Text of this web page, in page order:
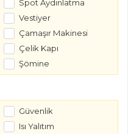
Spot Aydınlatma
Vestiyer
Çamaşır Makinesi
Çelik Kapı
Şömine
Güvenlik
Isı Yalıtım